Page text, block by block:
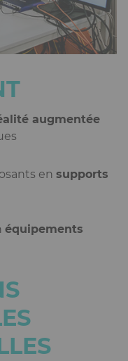
augmentée
en supports
équipements